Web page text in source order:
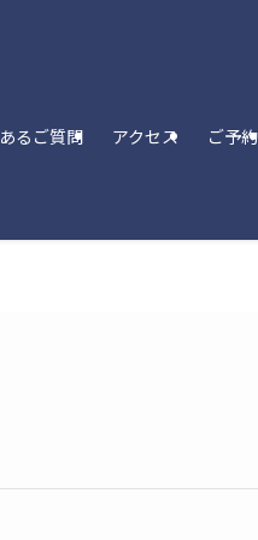
るご質問 アクセス ご予約